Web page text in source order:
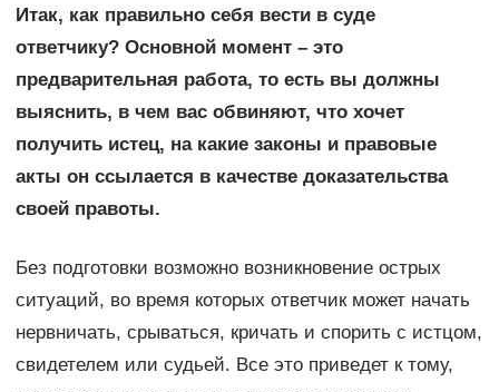
Итак, как правильно себя вести в суде
ответчику? Основной момент – это
предварительная работа, то есть вы должны
выяснить, в чем вас обвиняют, что хочет
получить истец, на какие законы и правовые
акты он ссылается в качестве доказательства
своей правоты.
Без подготовки возможно возникновение острых
ситуаций, во время которых ответчик может начать
нервничать, срываться, кричать и спорить с истцом,
свидетелем или судьей. Все это приведет к тому,